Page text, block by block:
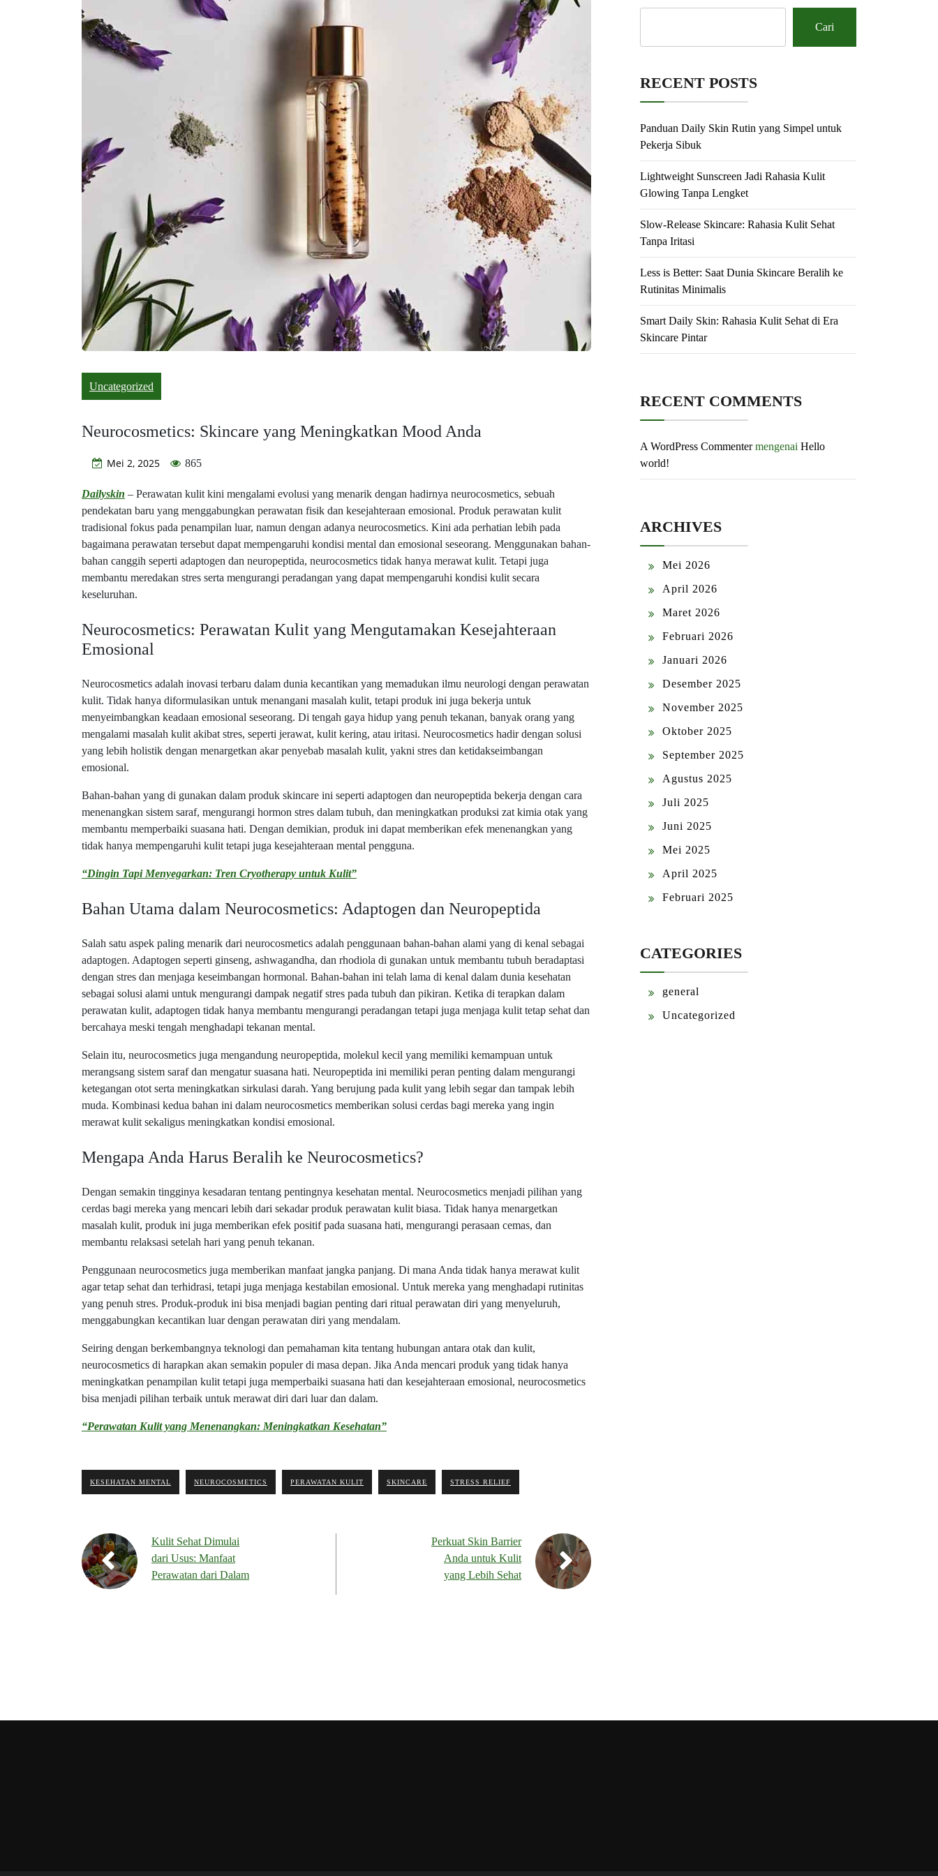
Uncategorized
Neurocosmetics: Skincare yang Meningkatkan Mood Anda
Mei 2, 2025 865
Dailyskin – Perawatan kulit kini mengalami evolusi yang menarik dengan hadirnya neurocosmetics, sebuah
pendekatan baru yang menggabungkan perawatan fisik dan kesejahteraan emosional. Produk perawatan kulit
tradisional fokus pada penampilan luar, namun dengan adanya neurocosmetics. Kini ada perhatian lebih pada
bagaimana perawatan tersebut dapat mempengaruhi kondisi mental dan emosional seseorang. Menggunakan bahan-
bahan canggih seperti adaptogen dan neuropeptida, neurocosmetics tidak hanya merawat kulit. Tetapi juga
membantu meredakan stres serta mengurangi peradangan yang dapat mempengaruhi kondisi kulit secara
keseluruhan.
Neurocosmetics: Perawatan Kulit yang Mengutamakan Kesejahteraan
Emosional
Neurocosmetics adalah inovasi terbaru dalam dunia kecantikan yang memadukan ilmu neurologi dengan perawatan
kulit. Tidak hanya diformulasikan untuk menangani masalah kulit, tetapi produk ini juga bekerja untuk
menyeimbangkan keadaan emosional seseorang. Di tengah gaya hidup yang penuh tekanan, banyak orang yang
mengalami masalah kulit akibat stres, seperti jerawat, kulit kering, atau iritasi. Neurocosmetics hadir dengan solusi
yang lebih holistik dengan menargetkan akar penyebab masalah kulit, yakni stres dan ketidakseimbangan
emosional.
Bahan-bahan yang di gunakan dalam produk skincare ini seperti adaptogen dan neuropeptida bekerja dengan cara
menenangkan sistem saraf, mengurangi hormon stres dalam tubuh, dan meningkatkan produksi zat kimia otak yang
membantu memperbaiki suasana hati. Dengan demikian, produk ini dapat memberikan efek menenangkan yang
tidak hanya mempengaruhi kulit tetapi juga kesejahteraan mental pengguna.
“Dingin Tapi Menyegarkan: Tren Cryotherapy untuk Kulit”
Bahan Utama dalam Neurocosmetics: Adaptogen dan Neuropeptida
Salah satu aspek paling menarik dari neurocosmetics adalah penggunaan bahan-bahan alami yang di kenal sebagai
adaptogen. Adaptogen seperti ginseng, ashwagandha, dan rhodiola di gunakan untuk membantu tubuh beradaptasi
dengan stres dan menjaga keseimbangan hormonal. Bahan-bahan ini telah lama di kenal dalam dunia kesehatan
sebagai solusi alami untuk mengurangi dampak negatif stres pada tubuh dan pikiran. Ketika di terapkan dalam
perawatan kulit, adaptogen tidak hanya membantu mengurangi peradangan tetapi juga menjaga kulit tetap sehat dan
bercahaya meski tengah menghadapi tekanan mental.
Selain itu, neurocosmetics juga mengandung neuropeptida, molekul kecil yang memiliki kemampuan untuk
merangsang sistem saraf dan mengatur suasana hati. Neuropeptida ini memiliki peran penting dalam mengurangi
ketegangan otot serta meningkatkan sirkulasi darah. Yang berujung pada kulit yang lebih segar dan tampak lebih
muda. Kombinasi kedua bahan ini dalam neurocosmetics memberikan solusi cerdas bagi mereka yang ingin
merawat kulit sekaligus meningkatkan kondisi emosional.
Mengapa Anda Harus Beralih ke Neurocosmetics?
Dengan semakin tingginya kesadaran tentang pentingnya kesehatan mental. Neurocosmetics menjadi pilihan yang
cerdas bagi mereka yang mencari lebih dari sekadar produk perawatan kulit biasa. Tidak hanya menargetkan
masalah kulit, produk ini juga memberikan efek positif pada suasana hati, mengurangi perasaan cemas, dan
membantu relaksasi setelah hari yang penuh tekanan.
Penggunaan neurocosmetics juga memberikan manfaat jangka panjang. Di mana Anda tidak hanya merawat kulit
agar tetap sehat dan terhidrasi, tetapi juga menjaga kestabilan emosional. Untuk mereka yang menghadapi rutinitas
yang penuh stres. Produk-produk ini bisa menjadi bagian penting dari ritual perawatan diri yang menyeluruh,
menggabungkan kecantikan luar dengan perawatan diri yang mendalam.
Seiring dengan berkembangnya teknologi dan pemahaman kita tentang hubungan antara otak dan kulit,
neurocosmetics di harapkan akan semakin populer di masa depan. Jika Anda mencari produk yang tidak hanya
meningkatkan penampilan kulit tetapi juga memperbaiki suasana hati dan kesejahteraan emosional, neurocosmetics
bisa menjadi pilihan terbaik untuk merawat diri dari luar dan dalam.
“Perawatan Kulit yang Menenangkan: Meningkatkan Kesehatan”
KESEHATAN MENTAL NEUROCOSMETICS PERAWATAN KULIT SKINCARE STRESS RELIEF
Kulit Sehat Dimulai
dari Usus: Manfaat
Perawatan dari Dalam
Perkuat Skin Barrier
Anda untuk Kulit
yang Lebih Sehat
Cari
RECENT POSTS
Panduan Daily Skin Rutin yang Simpel untuk
Pekerja Sibuk
Lightweight Sunscreen Jadi Rahasia Kulit
Glowing Tanpa Lengket
Slow-Release Skincare: Rahasia Kulit Sehat
Tanpa Iritasi
Less is Better: Saat Dunia Skincare Beralih ke
Rutinitas Minimalis
Smart Daily Skin: Rahasia Kulit Sehat di Era
Skincare Pintar
RECENT COMMENTS
A WordPress Commentermengenai Hello
world!
ARCHIVES
Mei 2026
April 2026
Maret 2026
Februari 2026
Januari 2026
Desember 2025
November 2025
Oktober 2025
September 2025
Agustus 2025
Juli 2025
Juni 2025
Mei 2025
April 2025
Februari 2025
CATEGORIES
general
Uncategorized